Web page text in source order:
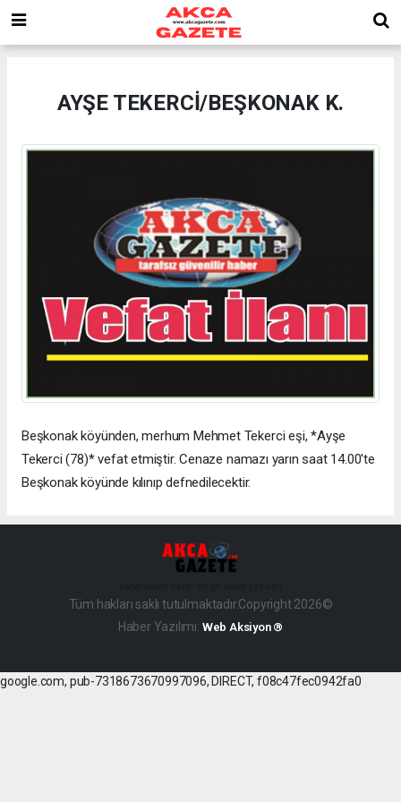
AYŞE TEKERCİ/BEŞKONAK K.
Beşkonak köyünden, merhum Mehmet Tekerci eşi, *Ayşe
Tekerci (78)* vefat etmiştir. Cenaze namazı yarın saat 14.00'te
Beşkonak köyünde kılınıp defnedilecektir.
Tüm hakları saklı tutulmaktadır.Copyright 2026©
Haber Yazılımı: Web Aksiyon ®
google.com, pub-7318673670997096, DIRECT, f08c47fec0942fa0